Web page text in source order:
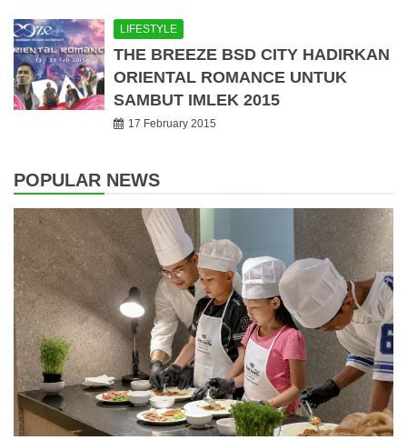
LIFESTYLE
THE BREEZE BSD CITY HADIRKAN
ORIENTAL ROMANCE UNTUK
SAMBUT IMLEK 2015
17 February 2015
POPULAR NEWS